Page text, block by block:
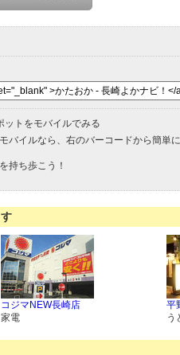
ットをモバイルでみる
バイルなら、右のバーコードから簡単に
持ち歩こう！
コジマNEW長崎店
家電
平
う